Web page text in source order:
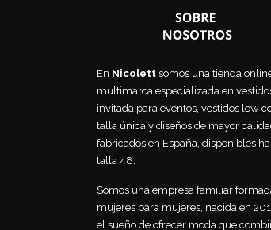
En Nicolett somos una tienda
multimarca especializada en
invitada para eventos, vestidos low
talla única y diseños de mayor
fabricados en España, disponibles
talla 48.
Somos una empresa familiar
mujeres para mujeres, nacida en
el sueño de ofrecer moda que